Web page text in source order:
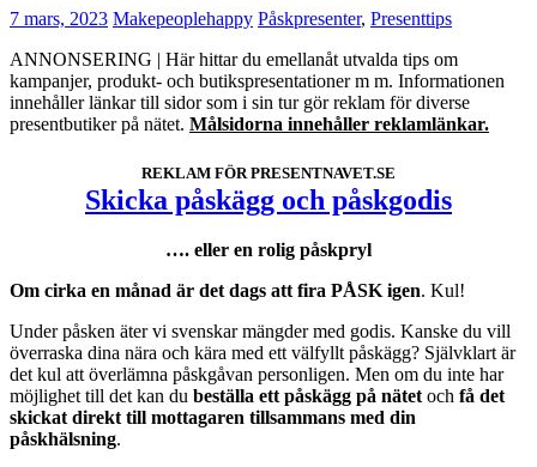
7 mars, 2023 Makepeoplehappy Påskpresenter, Presenttips
ANNONSERING | Här hittar du emellanåt utvalda tips om
kampanjer, produkt- och butikspresentationer m m. Informationen
innehåller länkar till sidor som i sin tur gör reklam för diverse
presentbutiker på nätet. Målsidorna innehåller reklamlänkar.
REKLAM FÖR PRESENTNAVET.SE
Skicka påskägg och påskgodis
…. eller en rolig påskpryl
Om cirka en månad är det dags att fira PÅSK igen. Kul!
Under påsken äter vi svenskar mängder med godis. Kanske du vill
överraska dina nära och kära med ett välfyllt påskägg? Självklart är
det kul att överlämna påskgåvan personligen. Men om du inte har
möjlighet till det kan du beställa ett påskägg på nätet och få det
skickat direkt till mottagaren tillsammans med din
påskhälsning.